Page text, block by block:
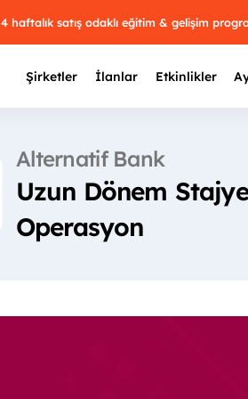
4 haftalık satış odaklı eğitim & gelişim
Şirketler İlanlar Etkinlikler
Alternatif Bank
Uzun Dönem
Operasyon